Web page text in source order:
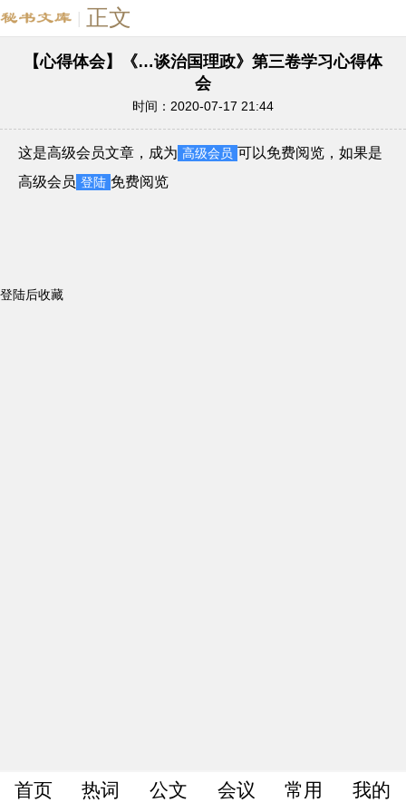
正文
【心得体会】《…谈治国理政》第三卷学习心得体
会
时间：2020-07-17 21:44
这是高级会员文章，成为 高级会员 可以免费阅览，如果是
高级会员 登陆 免费阅览
登陆后收藏
首页 热词 公文 会议 常用 我的